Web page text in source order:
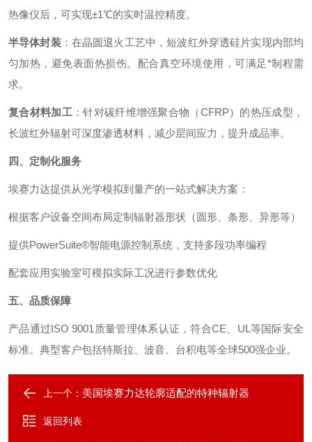
热像仪后，可实现±1℃的实时温控精度。
半导体封装： 在晶圆退火工艺中，短波红外穿透硅片实现内部均
匀加热，避免表面热损伤。配合真空环境使用，可满足*制程需
求。
复合材料加工：针对碳纤维增强聚合物（CFRP）的热压成型，
长波红外辐射可深度渗透材料，减少层间应力，提升成品率。
四、定制化服务
埃赛力达提供从光学模拟到量产的一站式解决方案：
根据客户设备空间布局定制辐射器形状（圆形、条形、异形等）
提供PowerSuite®智能电源控制系统，支持多段功率编程
配套应用实验室可模拟实际工况进行参数优化
五、品质保障
产品通过ISO 9001质量管理体系认证，符合CE、UL等国际安全
标准。典型客户包括特斯拉、波音、台积电等全球500强企业。
上一个： 美国埃赛力达轮廓适配的特种辐射器
返回列表